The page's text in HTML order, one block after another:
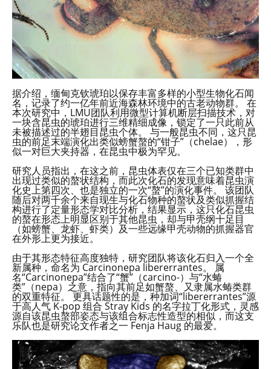
据介绍，缅甸克钦琥珀以保存丰富多样的小型生物化石闻
名，记录了约一亿年前近海森林环境中的古老动物群。 在
本次研究中，LMU团队利用微型计算机断层扫描技术，对
一块含昆虫的琥珀进行三维精细成像，锁定了一只此前从
未被描述过的半翅目昆虫个体。 与一般昆虫不同，这只昆
虫的前足末端演化出类似螃蟹螯的“钳子”（chelae），形
似一对巨大夹持器，在昆虫中极为罕见。
研究人员指出，在这之前，昆虫体表仅在三个已知类群中
出现过类似的螯状结构，而此次化石的发现意味着昆虫演
化史上第四次、也是独立的一次“螯”的演化事件。 该团队
随后对两千余个来自现生与化石物种的螯状及类似抓握结
构进行了定量形态学对比分析，结果显示，这只化石昆虫
的螯在形态上明显区别于其他昆虫，却与甲壳纲十足目
（如螃蟹、龙虾、虾类）及一些远缘甲壳动物的抓握器官
在外形上更为接近。
由于其形态特征高度独特，研究团队将该化石归入一个全
新属种，命名为 Carcinonepa libererrantes。 属
名“Carcinonepa”结合了“蟹”（carcino-）与“水蝽
类”（nepa）之意，指向其前足如蟹螯、又隶属水蝽类群
的双重特征。 更具话题性的是，种加词“libererrantes”源
于高人气 K-pop 组合 Stray Kids 的名字拉丁化形式，灵感
源自该昆虫螯部姿态与该组合标志性造型的相似，而这支
乐队也是研究论文作者之一 Fenja Haug 的最爱。